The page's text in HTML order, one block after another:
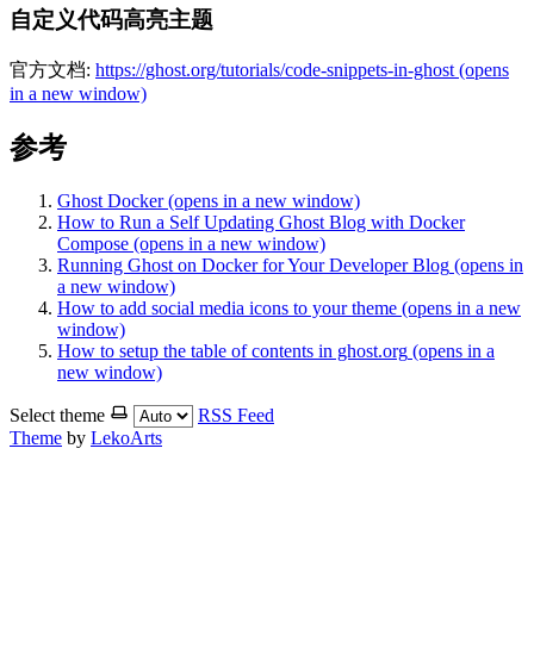
自定义代码高亮主题
官方文档: https://ghost.org/tutorials/code-snippets-in-ghost (opens
in a new window)
参考
Ghost Docker(opens in a new window)
How to Run a Self Updating Ghost Blog with Docker
Compose (opens in a new window)
Running Ghost on Docker for Your Developer Blog (opens in
a new window)
How to add social media icons to your theme (opens in a new
window)
How to setup the table of contents in ghost.org (opens in a
new window)
Select theme
RSS Feed
Theme by LekoArts